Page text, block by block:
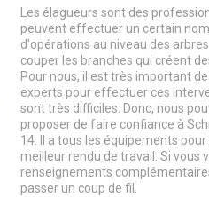
Les élagueurs sont des
peuvent effectuer un certain
d'opérations au niveau des
couper les branches qui créent
Pour nous, il est très important
experts pour effectuer ces
sont très difficiles. Donc, nous
proposer de faire confiance à
14. Il a tous les équipements
meilleur rendu de travail. Si vous
renseignements
passer un coup de fil.